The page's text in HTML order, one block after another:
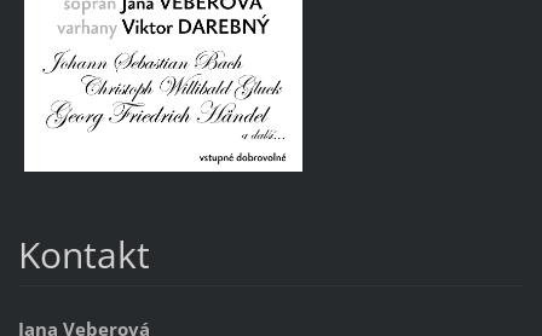
Kontakt
Jana Veberová